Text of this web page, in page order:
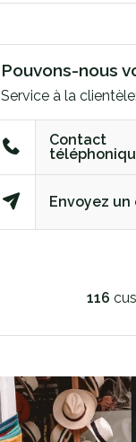
Pouvons-nous
Service à la clientèle:
Contact
Envoyez un
116